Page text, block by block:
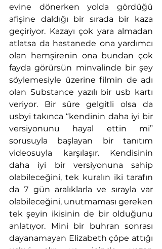
evine dönerken yolda gördüğü
afişine daldığı bir sırada bir kaza
geçiriyor. Kazayı çok yara almadan
atlatsa da hastanede ona yardımcı
olan hemşirenin ona bundan çok
fayda görürsün minvalinde bir şey
söylemesiyle üzerine filmin de adı
olan Substance yazılı bir usb kartı
veriyor. Bir süre gelgitli olsa da
usbyi takınca “kendinin daha iyi bir
versiyonunu hayal ettin mi”
sorusuyla başlayan bir tanıtım
videosuyla karşılaşır. Kendisinin
daha iyi bir versiyonuna sahip
olabileceğini, tek kuralın iki tarafın
da 7 gün aralıklarla ve sırayla var
olabileceğini, unutmaması gereken
tek şeyin ikisinin de bir olduğunu
anlatıyor. Mini bir buhran sonrası
dayanamayan Elizabeth çöpe attığı